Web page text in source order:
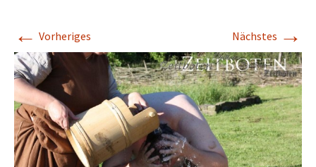
← Vorheriges Nächstes →